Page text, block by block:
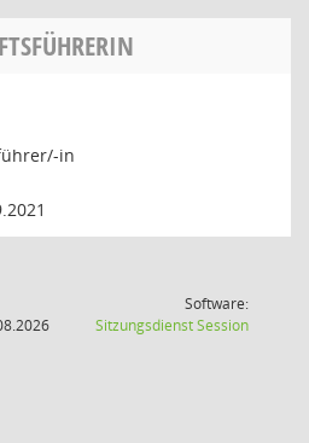
in
Software:
SitzungsdienstSession(Wird in